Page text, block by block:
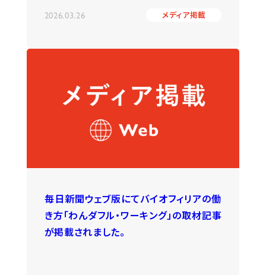
2026.03.26 メディア掲載
毎日新聞ウェブ版にてバイオフィリアの働
き方「わんダフル・ワーキング」の取材記事
が掲載されました。